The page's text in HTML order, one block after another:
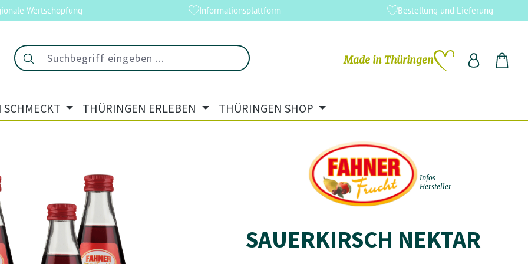
Wertschöpfung Informationsplattform Bestellung und Lieferung
Made in Thüringen
Du hast 0 Produkte auf dem
THÜRINGEN ERLEBEN THÜRINGEN SHOP
Infos
Hersteller
SAUERKIRSCH NEKTAR